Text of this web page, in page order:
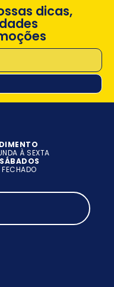
dicas,
À SEXTA
SÁBADOS
FECHADO